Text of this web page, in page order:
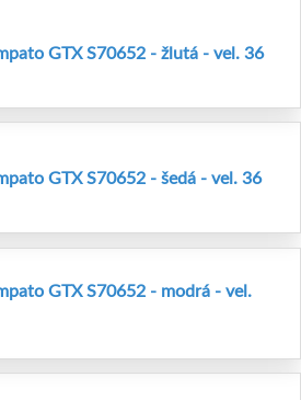
GTX S70652 - žlutá - vel. 36
GTX S70652 - šedá - vel. 36
GTX S70652 - modrá - vel.